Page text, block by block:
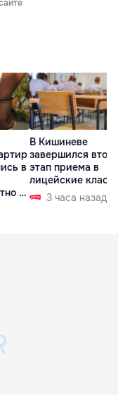
в
в
В Кишиневе
завершился
этап приема в
лицейские
3 часа назад